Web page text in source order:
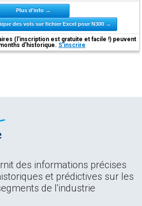
Plus d'info →
des vols sur fichier Excel pour N300 →
(l'inscription est gratuite et facile !) peuvent
d'historique. S'inscrire
des informations précises
et prédictives sur les
de l'industrie